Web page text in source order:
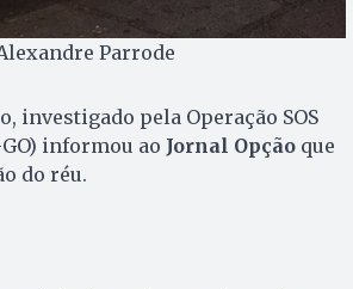
Parrode
investigado pela Operação SOS
informou ao Jornal Opçãoque
do réu.